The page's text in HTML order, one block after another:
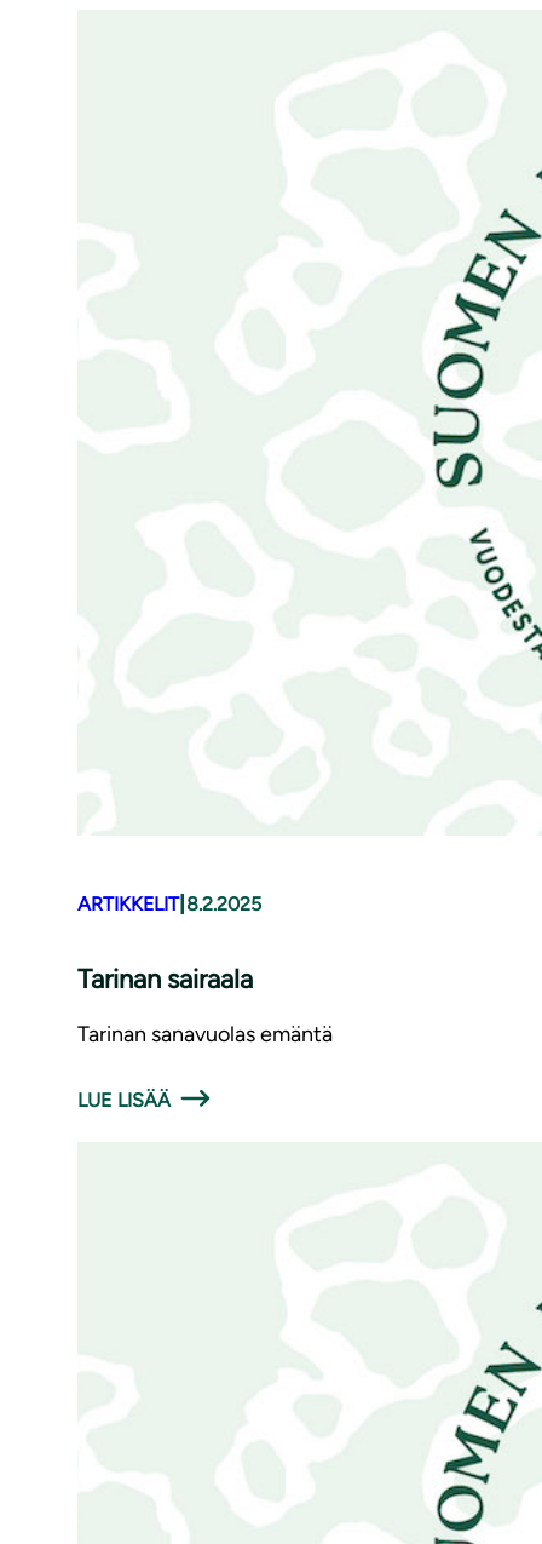
ARTIKKELIT| 8.2.2025
Tarinan sairaala
Tarinan sanavuolas emäntä
LUE LISÄÄ